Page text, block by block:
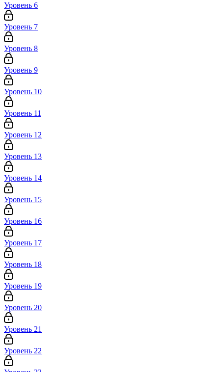
Уровень 6
Уровень 7
Уровень 8
Уровень 9
Уровень 10
Уровень 11
Уровень 12
Уровень 13
Уровень 14
Уровень 15
Уровень 16
Уровень 17
Уровень 18
Уровень 19
Уровень 20
Уровень 21
Уровень 22